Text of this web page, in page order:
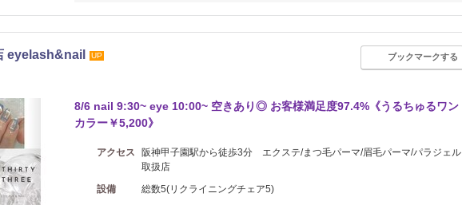
eyelash&nail UP ブックマークする
8/6 nail 9:30~ eye 10:00~ 空きあり◎ お客様満足度97.4%《うるちゅるワン
カラー￥5,200》
アクセス
阪神甲子園駅から徒歩3分 エクステ/まつ毛パーマ/眉毛パーマ/パラジェル
取扱店
設備
総数5(リクライニングチェア5)